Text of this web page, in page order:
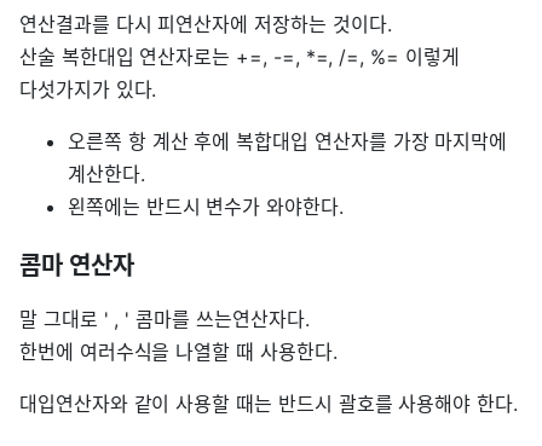
연산결과를 다시 피연산자에 저장하는 것이다.
산술 복한대입 연산자로는 +=, -=, *=, /=, %= 이렇게
다섯가지가 있다.
오른쪽 항 계산 후에 복합대입 연산자를 가장 마지막에
계산한다.
왼쪽에는 반드시 변수가 와야한다.
콤마 연산자
말 그대로 ' , ' 콤마를 쓰는연산자다.
한번에 여러수식을 나열할 때 사용한다.
대입연산자와 같이 사용할 때는 반드시 괄호를 사용해야 한다.